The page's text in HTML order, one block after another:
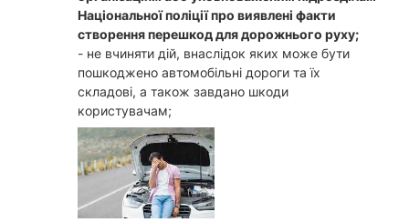
Національної поліції про виявлені факти
створення перешкод для дорожнього руху;
- не вчиняти дій, внаслідок яких може бути
пошкоджено автомобільні дороги та їх
складові, а також завдано шкоди
користувачам;